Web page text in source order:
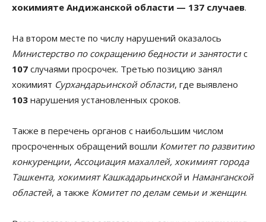
хокимияте Андижанской области — 137 случаев.
На втором месте по числу нарушений оказалось
Министерство по сокращению бедности и занятостис
107 случаями просрочек. Третью позицию занял
хокимият Сурхандарьинской области, где выявлено
103 нарушения установленных сроков.
Также в перечень органов с наибольшим числом
просроченных обращений вошли Комитет по развитию
конкуренции, Ассоциация махаллей, хокимият города
Ташкента, хокимият Кашкадарьинскойи Наманганской
областей, а также Комитет по делам семьи и женщин.